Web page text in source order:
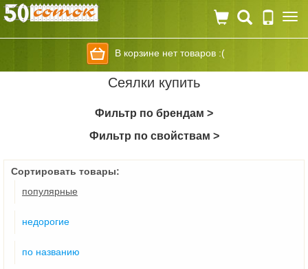
В корзине нет товаров :(
Сеялки купить
Фильтр по брендам >
Фильтр по свойствам >
Сортировать товары:
популярные
недорогие
по названию